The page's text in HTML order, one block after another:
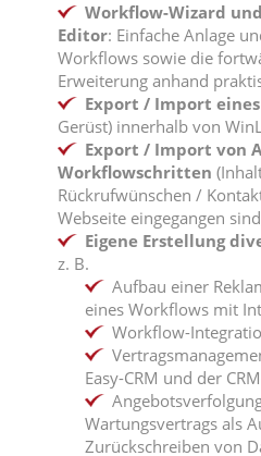
Workflow-Wizard
Editor: Einfache Anlage
Workflows sowie die
Erweiterung anhand
Export / Import
Gerüst) innerhalb von
Export / Import von
Workflowschritten
Rückrufwünschen /
Webseite eingegangen
Eigene Erstellung
z. B.
Aufbau einer
eines Workflows mit
Workflow-
Easy-CRM und der
Wartungsvertrags als
Zurückschreiben von